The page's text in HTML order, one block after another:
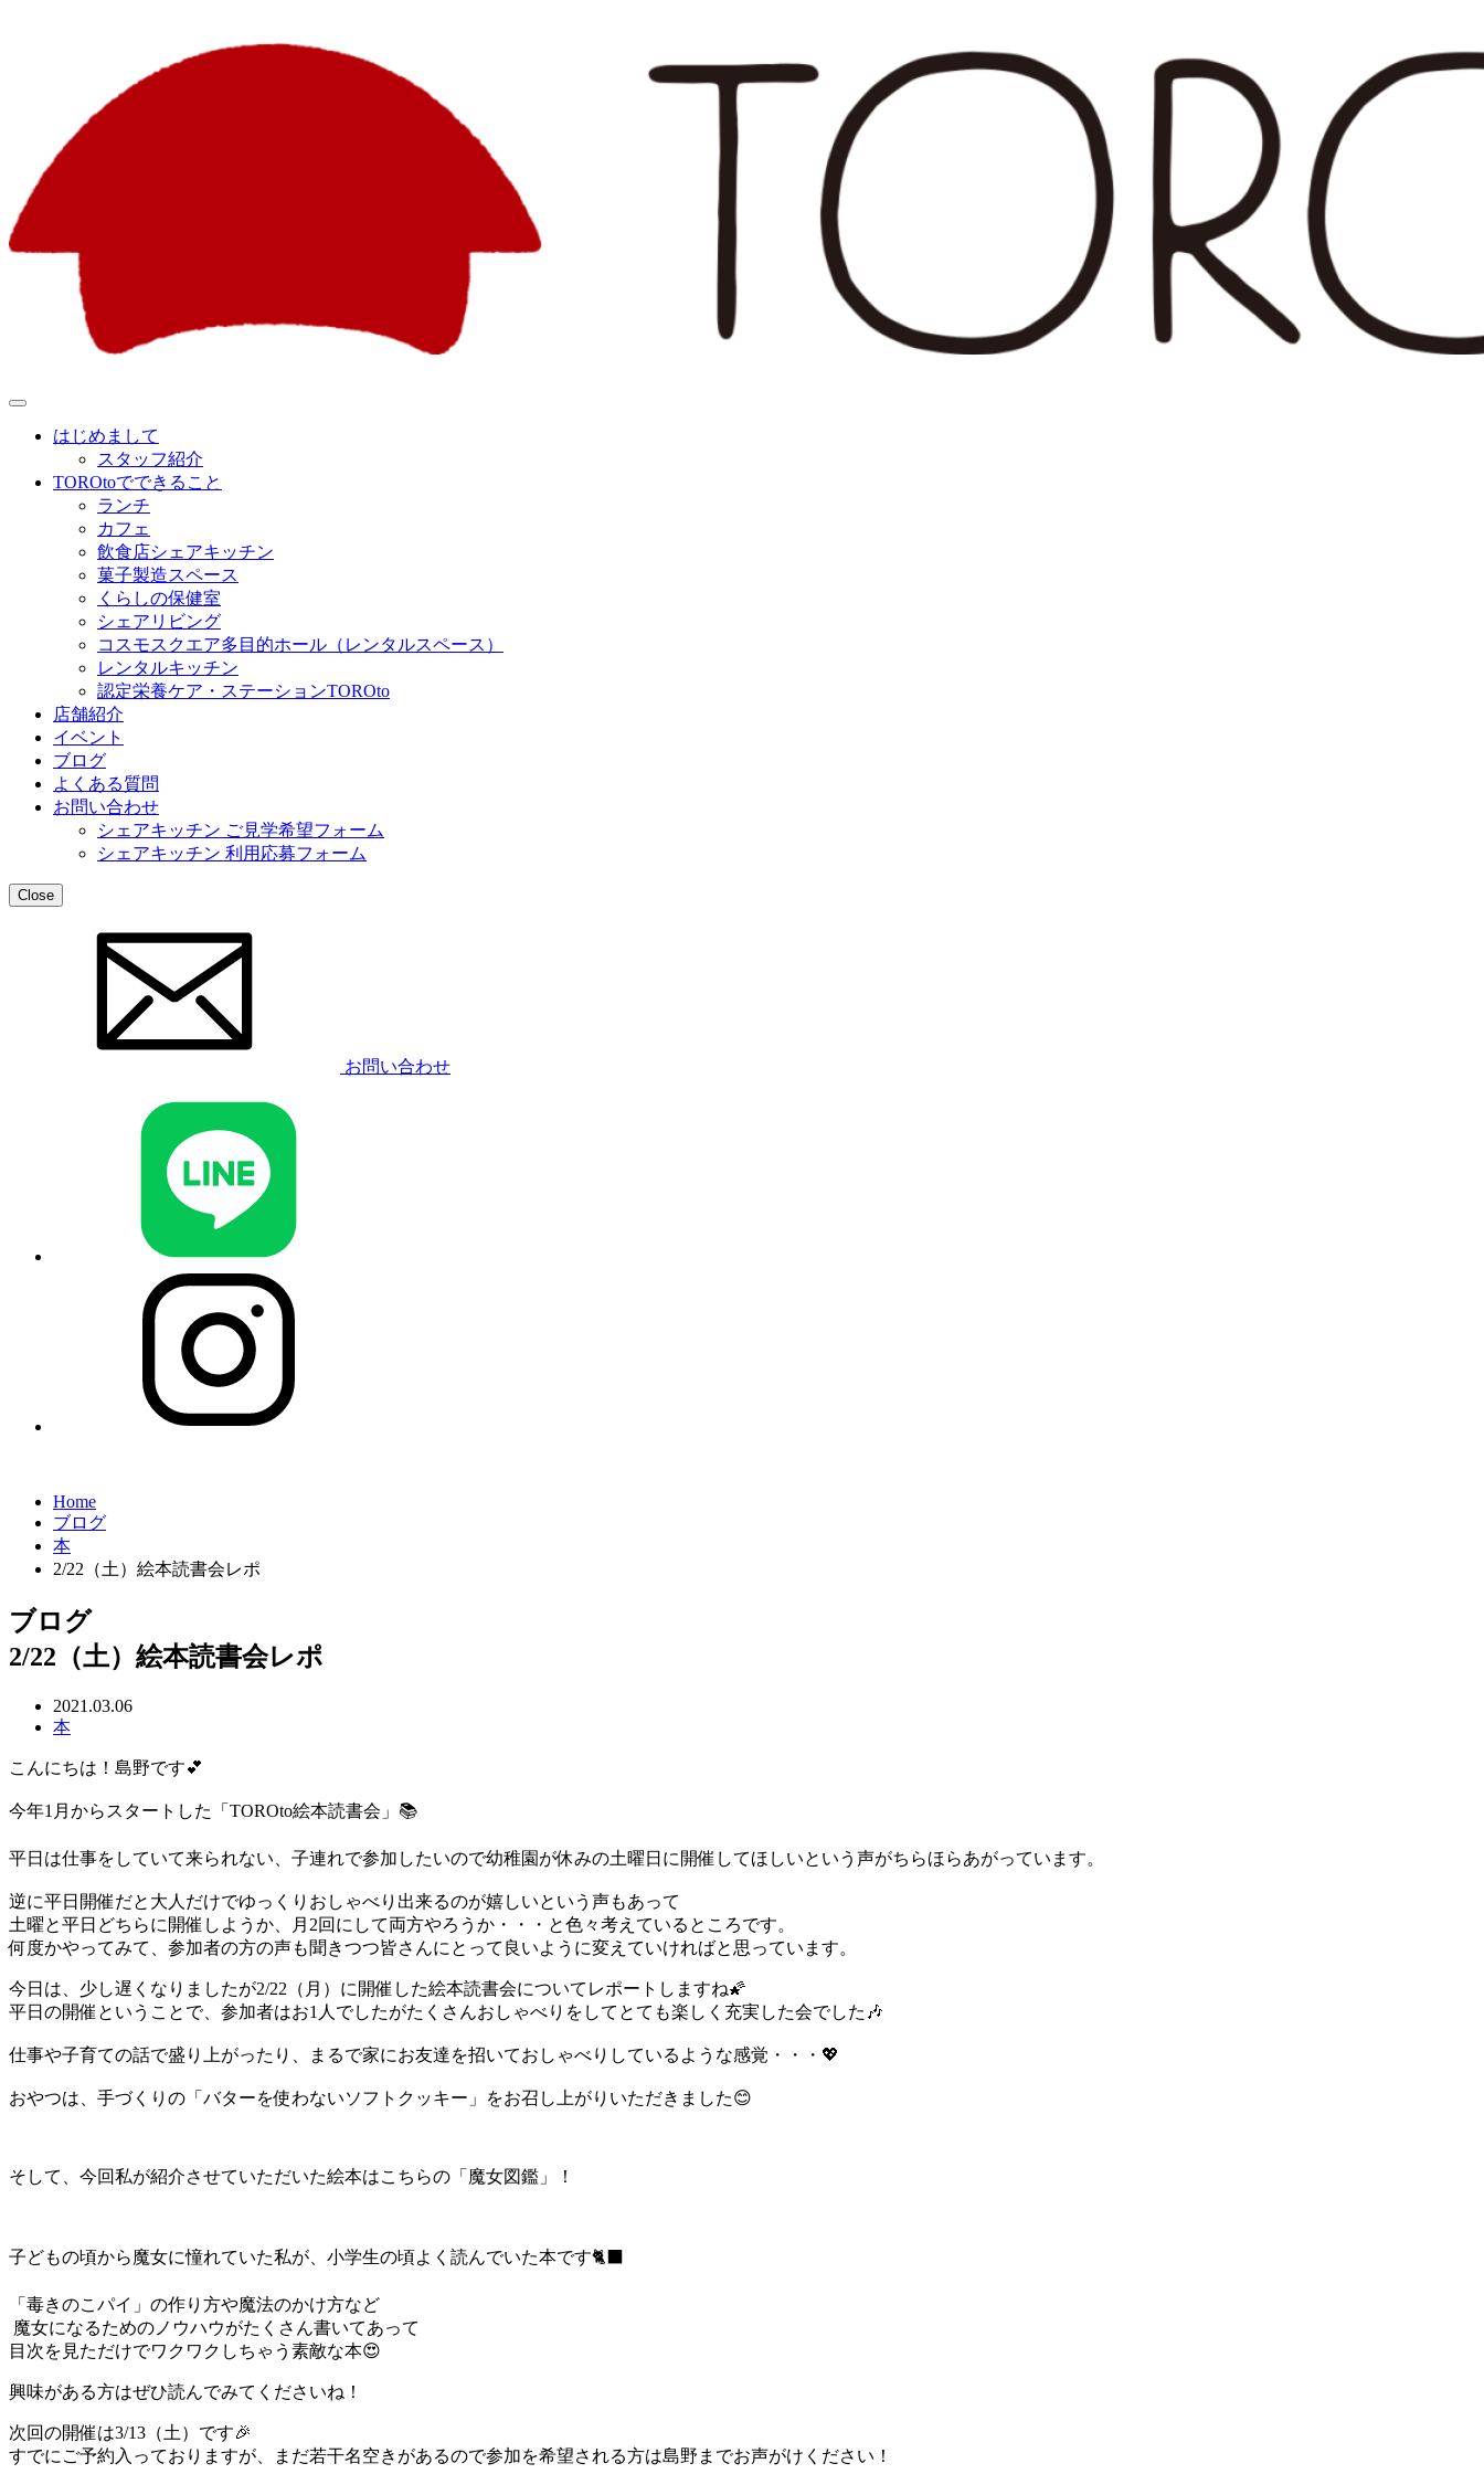
はじめまして
スタッフ紹介
TOROtoでできること
ランチ
カフェ
飲食店シェアキッチン
菓子製造スペース
くらしの保健室
シェアリビング
コスモスクエア多目的ホール（レンタルスペース）
レンタルキッチン
認定栄養ケア・ステーションTOROto
店舗紹介
イベント
ブログ
よくある質問
お問い合わせ
シェアキッチン ご見学希望フォーム
シェアキッチン 利用応募フォーム
Close
お問い合わせ
Home
ブログ
本
2/22（土）絵本読書会レポ
ブログ
2/22（土）絵本読書会レポ
2021.03.06
本
こんにちは！島野です💕
今年1月からスタートした「TOROto絵本読書会」📚
平日は仕事をしていて来られない、子連れで参加したいので幼稚園が休みの土曜日に開催してほしいという声がちらほらあがっています。
逆に平日開催だと大人だけでゆっくりおしゃべり出来るのが嬉しいという声もあって
土曜と平日どちらに開催しようか、月2回にして両方やろうか・・・と色々考えているところです。
何度かやってみて、参加者の方の声も聞きつつ皆さんにとって良いように変えていければと思っています。
今日は、少し遅くなりましたが2/22（月）に開催した絵本読書会についてレポートしますね🌠
平日の開催ということで、参加者はお1人でしたがたくさんおしゃべりをしてとても楽しく充実した会でした🎶
仕事や子育ての話で盛り上がったり、まるで家にお友達を招いておしゃべりしているような感覚・・・💖
おやつは、手づくりの「バターを使わないソフトクッキー」をお召し上がりいただきました😊
そして、今回私が紹介させていただいた絵本はこちらの「魔女図鑑」！
子どもの頃から魔女に憧れていた私が、小学生の頃よく読んでいた本です🐈‍⬛
「毒きのこパイ」の作り方や魔法のかけ方など
魔女になるためのノウハウがたくさん書いてあって
目次を見ただけでワクワクしちゃう素敵な本😍
興味がある方はぜひ読んでみてくださいね！
次回の開催は3/13（土）です🎉
すでにご予約入っておりますが、まだ若干名空きがあるので参加を希望される方は島野までお声がけください！